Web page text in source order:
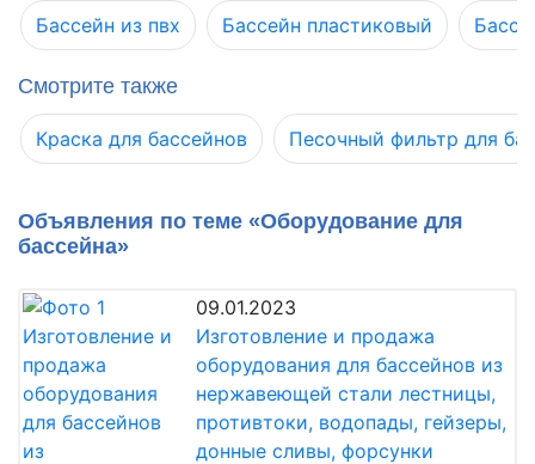
Бассейн из пвх Бассейн пластиковый
Смотрите также
Краска для бассейнов Песочный фильтр для
Объявления по теме «Оборудование для
бассейна»
09.01.2023
Изготовление и продажа
оборудования для бассейнов из
нержавеющей стали лестницы,
противтоки, водопады, гейзеры,
донные сливы, форсунки